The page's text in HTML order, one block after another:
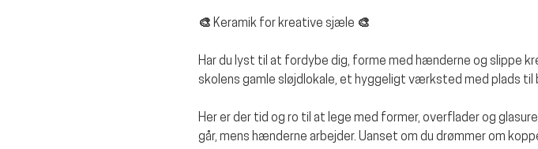
🎨 Keramik for kreative sjæle 🎨
Har du lyst til at fordybe dig, forme med hænderne og slippe
skolens gamle sløjdlokale, et hyggeligt værksted med plads til
Her er der tid og ro til at lege med former, overflader og
går, mens hænderne arbejder. Uanset om du drømmer om